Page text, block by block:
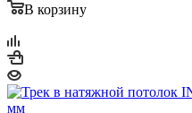
В корзину